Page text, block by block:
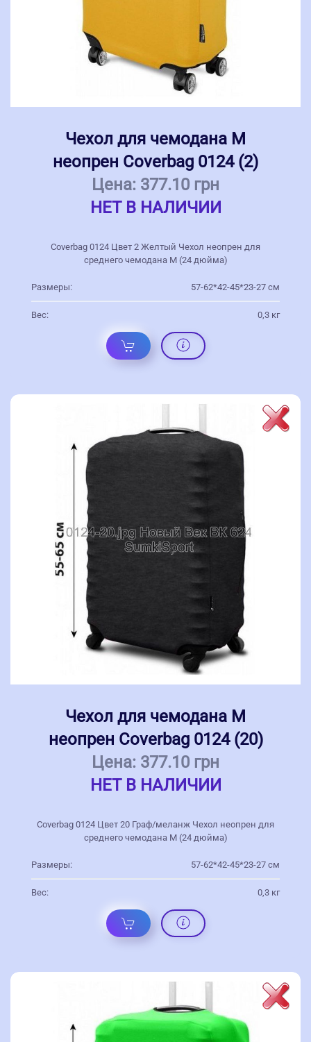
Чехол для чемодана M
неопрен Coverbag 0124 (2)
Цена: 377.10 грн
НЕТ В НАЛИЧИИ
Coverbag 0124 Цвет 2 Желтый Чехол неопрен для
среднего чемодана M (24 дюйма)
Размеры: 57-62*42-45*23-27 см
Вес: 0,3 кг
Чехол для чемодана M
неопрен Coverbag 0124 (20)
Цена: 377.10 грн
НЕТ В НАЛИЧИИ
Coverbag 0124 Цвет 20 Граф/меланж Чехол неопрен для
среднего чемодана M (24 дюйма)
Размеры: 57-62*42-45*23-27 см
Вес: 0,3 кг